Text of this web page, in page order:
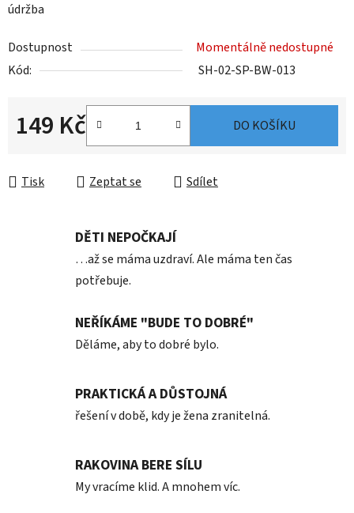
údržba
Dostupnost
Momentálně nedostupné
Kód:
SH-02-SP-BW-013
149 Kč DO KOŠÍKU
Tisk Zeptat se Sdílet
DĚTI NEPOČKAJÍ
…až se máma uzdraví. Ale máma ten čas
potřebuje.
NEŘÍKÁME "BUDE TO DOBRÉ"
Děláme, aby to dobré bylo.
PRAKTICKÁ A DŮSTOJNÁ
řešení v době, kdy je žena zranitelná.
RAKOVINA BERE SÍLU
My vracíme klid. A mnohem víc.